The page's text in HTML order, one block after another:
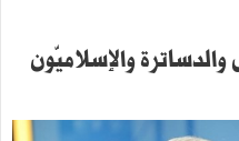
والإسلاميّون